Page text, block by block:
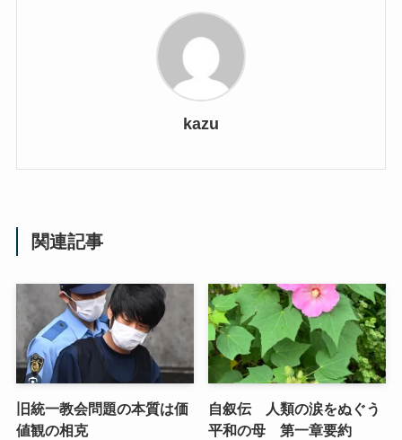
kazu
関連記事
旧統一教会問題の本質は価
値観の相克
自叙伝 人類の涙をぬぐう
平和の母 第一章要約